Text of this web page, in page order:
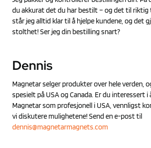
du akkurat det du har bestilt – og det til riktig
står jeg alltid klar til å hjelpe kundene, og det
stolthet! Ser jeg din bestilling snart?
Dennis
Magnetar selger produkter over hele verden,
spesielt på USA og Canada. Er du interessert
Magnetar som profesjonell i USA, vennligst
vi diskutere mulighetene! Send en e-post til
dennis@magnetarmagnets.com